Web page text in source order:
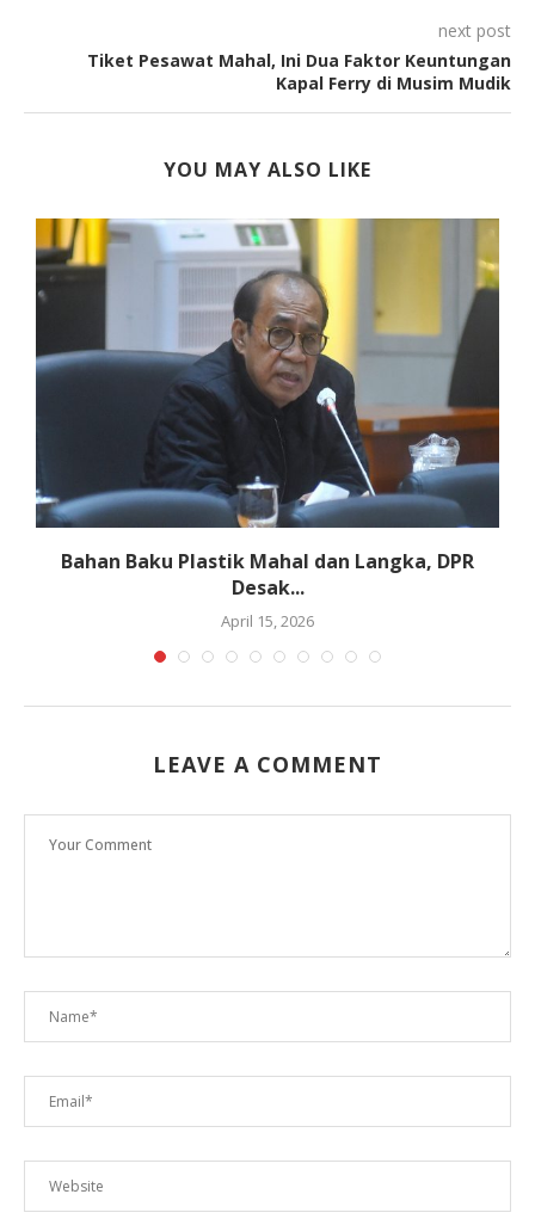
next post
Tiket Pesawat Mahal, Ini Dua Faktor Keuntungan
Kapal Ferry di Musim Mudik
YOU MAY ALSO LIKE
Bahan Baku Plastik Mahal dan Langka, DPR
Desak...
April 15, 2026
LEAVE A COMMENT